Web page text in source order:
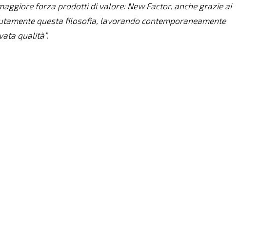
forza prodotti di valore: New Factor, anche grazie ai
questa filosofia, lavorando contemporaneamente
qualità”.